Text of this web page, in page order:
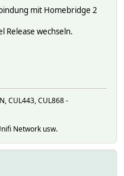
mit Homebridge 2
Release wechseln.
CUL443, CUL868 -
Network usw.